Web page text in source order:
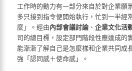
工作時的動力有一部分來自於對企業願
多只接到指令便開始執行，忙到一半經
麼」。經由內部會議討論、 企業文化活
司的總目標，設定部門階段性應達成的
能漸漸了解自己是怎麼樣和企業共同成
強「認同感＋使命感」。